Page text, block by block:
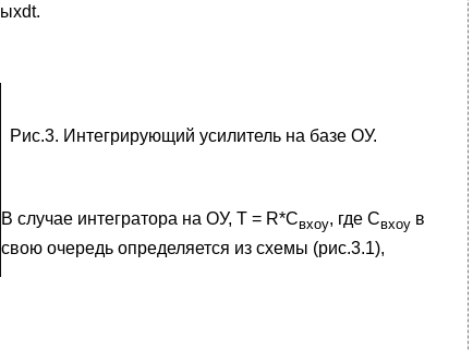
Рис.3. Интегрирующий усилитель на базе ОУ.
В случае интегратора на ОУ, Т = R*Cвхоу, где Свхоу в
свою очередь определяется из схемы (рис.3.1),